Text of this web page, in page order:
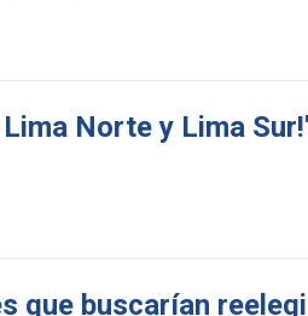
Norte y Lima
que buscarían